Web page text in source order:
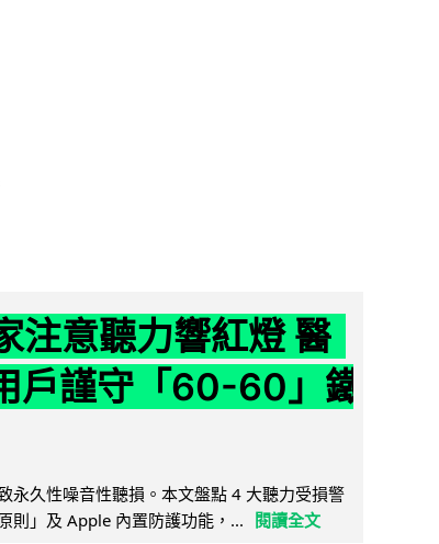
注意聽力響紅燈 醫
戶謹守「60-60」鐵
永久性噪音性聽損。本文盤點 4 大聽力受損警
則」及 Apple 內置防護功能，... 閱讀全文